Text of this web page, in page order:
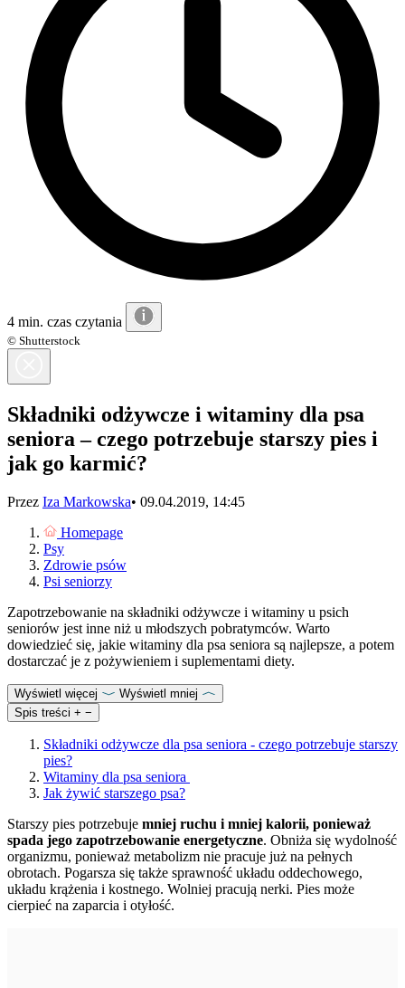
4 min. czas czytania
© Shutterstock
Składniki odżywcze i witaminy dla psa
seniora – czego potrzebuje starszy pies i
jak go karmić?
Przez Iza Markowska• 09.04.2019, 14:45
Homepage
Psy
Zdrowie psów
Psi seniorzy
Zapotrzebowanie na składniki odżywcze i witaminy u psich
seniorów jest inne niż u młodszych pobratymców. Warto
dowiedzieć się, jakie witaminy dla psa seniora są najlepsze, a potem
dostarczać je z pożywieniem i suplementami diety.
Wyświetl więcej
Wyświetl mniej
Spis treści + −
Składniki odżywcze dla psa seniora - czego potrzebuje starszy
pies?
Witaminy dla psa seniora
Jak żywić starszego psa?
Starszy pies potrzebuje mniej ruchu i mniej kalorii, ponieważ
spada jego zapotrzebowanie energetyczne. Obniża się wydolność
organizmu, ponieważ metabolizm nie pracuje już na pełnych
obrotach. Pogarsza się także sprawność układu oddechowego,
układu krążenia i kostnego. Wolniej pracują nerki. Pies może
cierpieć na zaparcia i otyłość.